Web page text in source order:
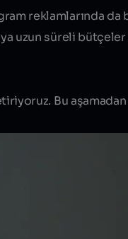
reklamlarında da
uzun süreli
Bu